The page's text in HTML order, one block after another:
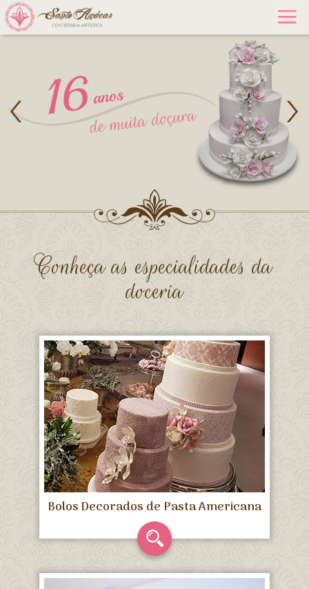
Conheça as especialidades da
doceria
Bolos Decorados de Pasta Americana